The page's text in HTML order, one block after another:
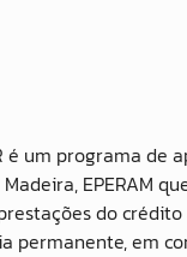
é um programa
EPERAM
do
permanente, em